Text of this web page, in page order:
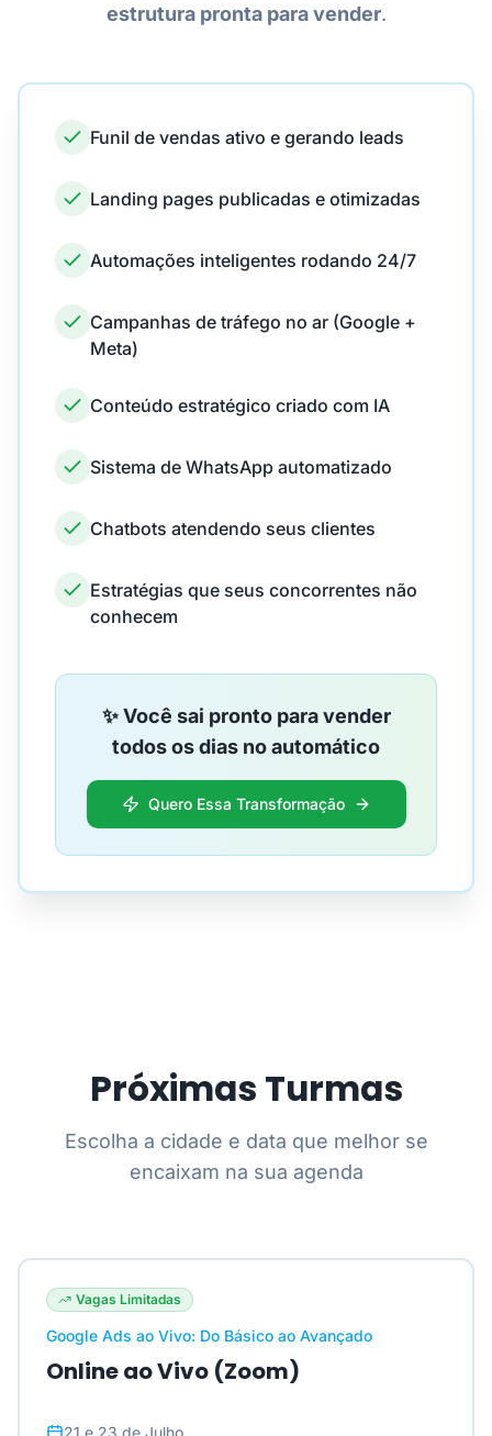
estrutura pronta para vender.
Funil de vendas ativo e gerando leads
Landing pages publicadas e otimizadas
Automações inteligentes rodando 24/7
Campanhas de tráfego no ar (Google +
Meta)
Conteúdo estratégico criado com IA
Sistema de WhatsApp automatizado
Chatbots atendendo seus clientes
Estratégias que seus concorrentes não
conhecem
✨ Você sai pronto para vender
todos os dias no automático
Quero Essa Transformação
Próximas Turmas
Escolha a cidade e data que melhor se
encaixam na sua agenda
Vagas Limitadas
Google Ads ao Vivo: Do Básico ao Avançado
Online ao Vivo (Zoom)
21 e 23 de Julho